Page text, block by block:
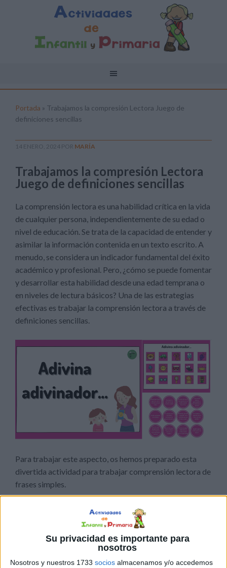
Su privacidad es importante para
nosotros
Nosotros y nuestros 1733 socios almacenamos y/o accedemos
Portada » Trabajamos la compresión Lectora Juego de
definiciones sencillas
14 ENERO, 2024 POR MARÍA
Trabajamos la compresión Lectora
Juego de definiciones sencillas
La comprensión lectora es una habilidad crítica en la vida
de cualquier persona, independientemente de su edad o
nivel de educación. Se trata de la capacidad de entender y
asimilar la información contenida en un texto escrito. A
menudo, se considera un indicador fundamental del éxito
académico y profesional. Pero, ¿cómo se puede fomentar
y desarrollar esta habilidad desde una edad temprana o
en niveles de lectura básicos? Una de las estrategias
efectivas es trabajar la comprensión lectora a través de
definiciones sencillas.
Para trabajar este aspecto, os hemos preparado esta
divertida actividad para trabajar comprensión lectora de
frases simples.
Se basa en un tablero con 15 imágenes y 15 tarjetas con
descripciones o «adivinanzas». La actividad consiste en
tomar una de las tarjetas, leerla y encontrar el dibujo al